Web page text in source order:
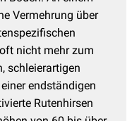
Vermehrung über
nicht mehr zum
schleierartigen
endständigen
Rutenhirsen